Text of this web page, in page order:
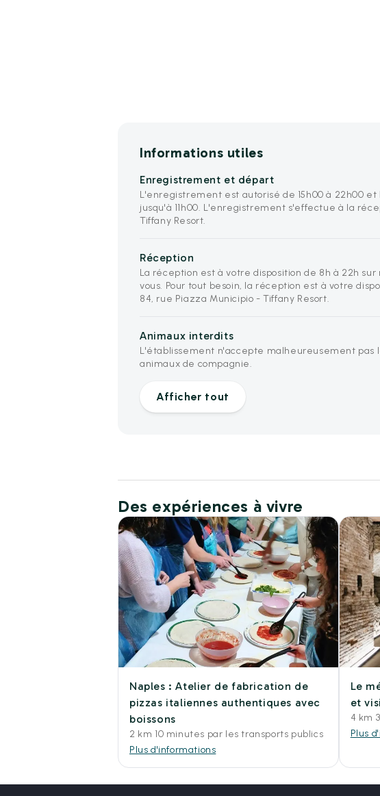
Informations utiles
Enregistrement et départ
L'enregistrement est autorisé de 15h00 à 22h00
jusqu'à 11h00. L'enregistrement s'effectue à la
Tiffany Resort.
Réception
La réception est à votre disposition de 8h à 22h
vous. Pour tout besoin, la réception est à votre
84, rue Piazza Municipio - Tiffany Resort.
Animaux interdits
L'établissement n'accepte malheureusement pas
animaux de compagnie.
Afficher tout
Des expériences à vivre
Naples : Atelier de fabrication de
pizzas italiennes authentiques avec
boissons
2 km 10 minutes par les transports publics
Plus d'informations
Le
et
4 km
Plus